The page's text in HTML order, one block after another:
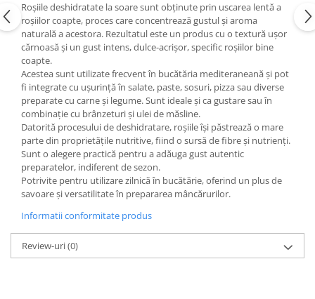
Roșiile deshidratate la soare sunt obținute prin uscarea lentă a
roșiilor coapte, proces care concentrează gustul și aroma
naturală a acestora. Rezultatul este un produs cu o textură ușor
cărnoasă și un gust intens, dulce-acrișor, specific roșiilor bine
coapte.
Acestea sunt utilizate frecvent în bucătăria mediteraneană și pot
fi integrate cu ușurință în salate, paste, sosuri, pizza sau diverse
preparate cu carne și legume. Sunt ideale și ca gustare sau în
combinație cu brânzeturi și ulei de măsline.
Datorită procesului de deshidratare, roșiile își păstrează o mare
parte din proprietățile nutritive, fiind o sursă de fibre și nutrienți.
Sunt o alegere practică pentru a adăuga gust autentic
preparatelor, indiferent de sezon.
Potrivite pentru utilizare zilnică în bucătărie, oferind un plus de
savoare și versatilitate în prepararea mâncărurilor.
Informatii conformitate produs
Review-uri(0)